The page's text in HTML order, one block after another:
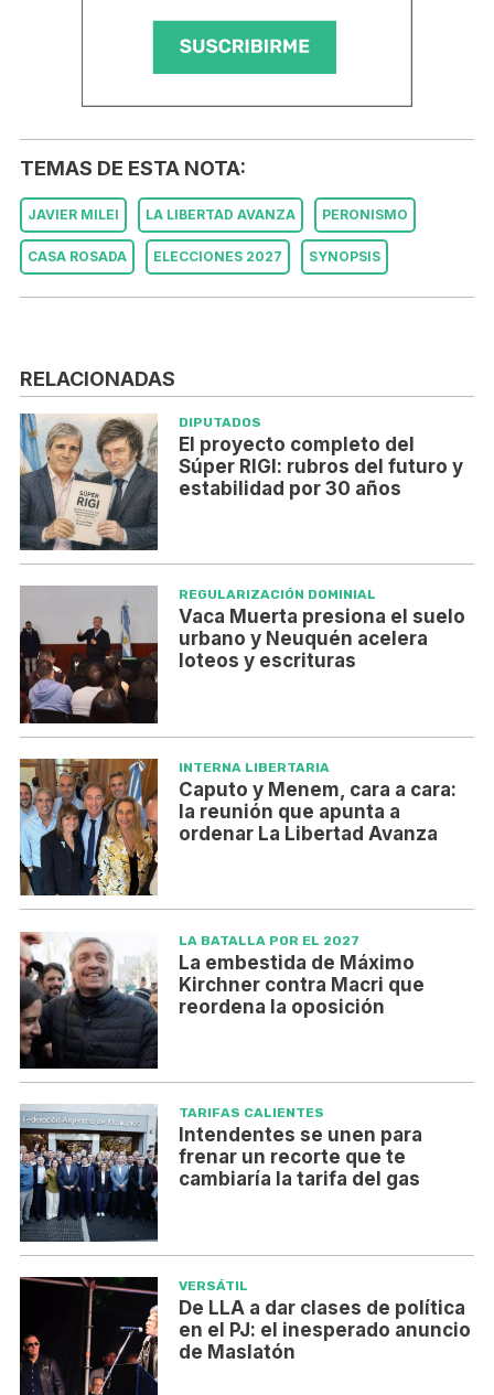
TEMAS DE ESTA NOTA:
JAVIER MILEI LA LIBERTAD AVANZA PERONISMO
CASA ROSADA ELECCIONES 2027 SYNOPSIS
RELACIONADAS
DIPUTADOS
El proyecto completo del
Súper RIGI: rubros del futuro y
estabilidad por 30 años
REGULARIZACIÓN DOMINIAL
Vaca Muerta presiona el suelo
urbano y Neuquén acelera
loteos y escrituras
INTERNA LIBERTARIA
Caputo y Menem, cara a cara:
la reunión que apunta a
ordenar La Libertad Avanza
LA BATALLA POR EL 2027
La embestida de Máximo
Kirchner contra Macri que
reordena la oposición
TARIFAS CALIENTES
Intendentes se unen para
frenar un recorte que te
cambiaría la tarifa del gas
VERSÁTIL
De LLA a dar clases de política
en el PJ: el inesperado anuncio
de Maslatón